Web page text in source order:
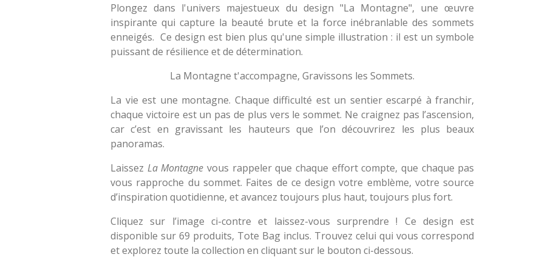
Plongez dans l'univers majestueux du design "La Montagne", une œuvre
inspirante qui capture la beauté brute et la force inébranlable des sommets
enneigés. Ce design est bien plus qu'une simple illustration : il est un symbole
puissant de résilience et de détermination.
La Montagne t'accompagne, Gravissons les Sommets.
La vie est une montagne. Chaque difficulté est un sentier escarpé à franchir,
chaque victoire est un pas de plus vers le sommet. Ne craignez pas l’ascension,
car c’est en gravissant les hauteurs que l’on découvrirez les plus beaux
panoramas.
Laissez La Montagne vous rappeler que chaque effort compte, que chaque pas
vous rapproche du sommet. Faites de ce design votre emblème, votre source
d’inspiration quotidienne, et avancez toujours plus haut, toujours plus fort.
Cliquez sur l’image ci-contre et laissez-vous surprendre ! Ce design est
disponible sur 69 produits, Tote Bag inclus. Trouvez celui qui vous correspond
et explorez toute la collection en cliquant sur le bouton ci-dessous.